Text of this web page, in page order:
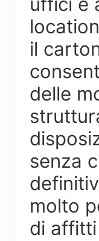
il
delle
senza
molto
di